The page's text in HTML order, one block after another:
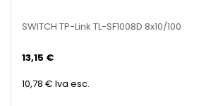
SWITCH TP-Link TL-SF1008D 8x10/100
13,15 €
10,78 € Iva esc.